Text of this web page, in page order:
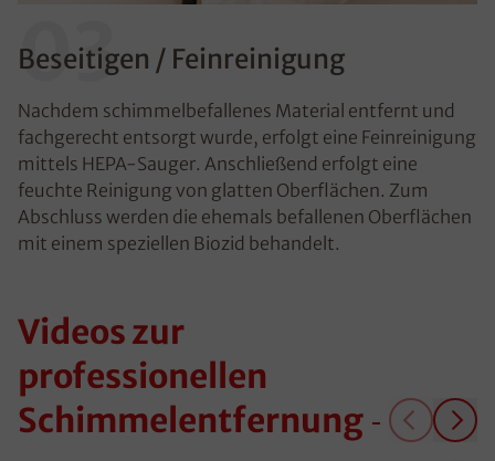
03
Beseitigen / Feinreinigung
Nachdem schimmelbefallenes Material entfernt und
fachgerecht entsorgt wurde, erfolgt eine Feinreinigung
mittels HEPA-Sauger. Anschließend erfolgt eine
feuchte Reinigung von glatten Oberflächen. Zum
Abschluss werden die ehemals befallenen Oberflächen
mit einem speziellen Biozid behandelt.
Videos zur
professionellen
Schimmelentfernung